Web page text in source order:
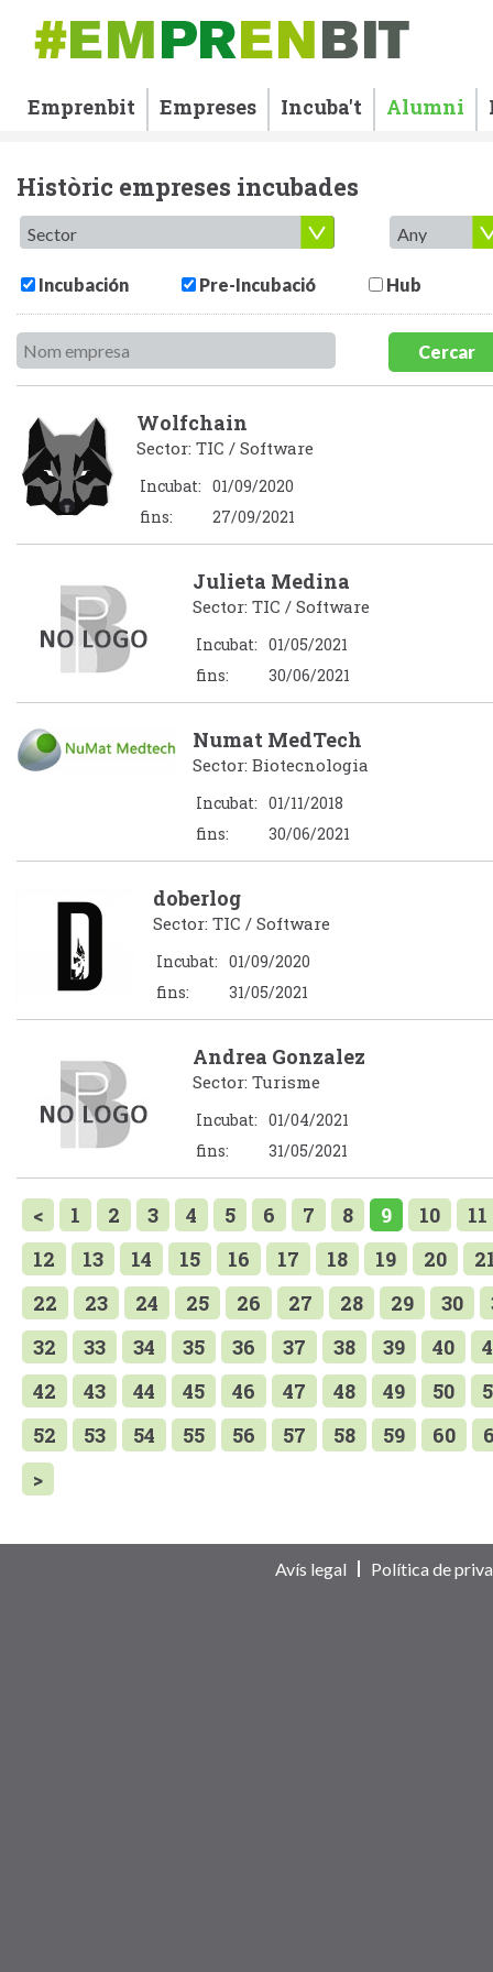
Emprenbit Empreses Incuba't Alumni
Històric empreses incubades
Incubación Pre-Incubació Hub
Cercar
Wolfchain
Sector: TIC / Software
Incubat: 01/09/2020
fins:
27/09/2021
Julieta Medina
Sector: TIC / Software
Incubat: 01/05/2021
fins:
30/06/2021
Numat MedTech
Sector: Biotecnologia
Incubat: 01/11/2018
fins:
30/06/2021
doberlog
Sector: TIC / Software
Incubat: 01/09/2020
fins:
31/05/2021
Andrea Gonzalez
Sector: Turisme
Incubat: 01/04/2021
fins:
31/05/2021
< 1 2 3 4 5 6 7 8 9 10
11
12
13 14 15 16 17 18 19 20
22
23 24 25 26 27 28 29 30
32
33 34 35 36 37 38 39 40
42
43 44 45 46 47 48 49 50
52
53 54 55 56 57 58 59 60
>
Avís legal Política de